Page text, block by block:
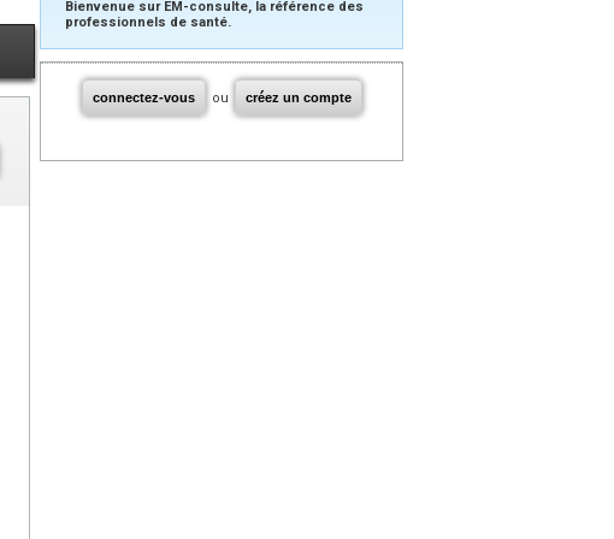
Bienvenue sur EM-consulte, la référence des
professionnels de santé.
connectez-vous ou créez un compte